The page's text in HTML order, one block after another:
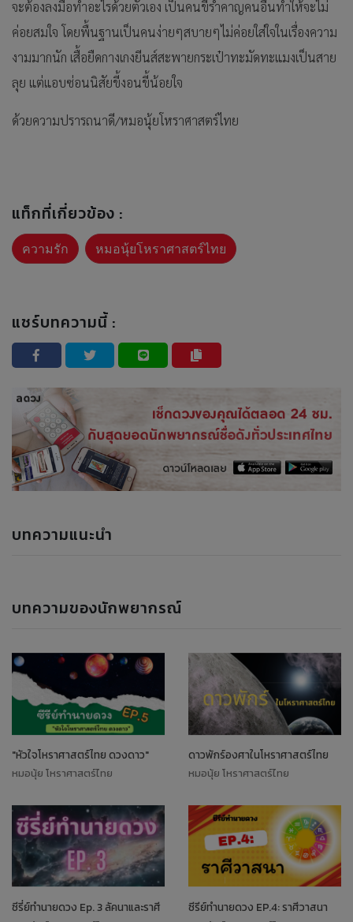
จะต้องลงมือทำอะไรด้วยตัวเอง เป็นคนขี้รำคาญคนอื่นทำให้จะไม่
ค่อยสมใจ โดยพื้นฐานเป็นคนง่ายๆสบายๆไม่ค่อยใส่ใจในเรื่องความ
งามมากนัก เสื้อยืดกางเกงยีนส์สะพายกระเป๋าทะมัดทะแมงเป็นสาย
ลุย แต่แอบซ่อนนิสัยขี้งอนขี้น้อยใจ
ด้วยความปรารถนาดี/หมอนุ้ยโหราศาสตร์ไทย
แท็กที่เกี่ยวข้อง :
ความรัก หมอนุ้ยโหราศาสตร์ไทย
แชร์บทความนี้ :
บทความแนะนำ
บทความของนักพยากรณ์
"หัวใจโหราศาสตร์ไทย ดวงดาว"
หมอนุ้ย โหราศาสตร์ไทย
ดาวพักร์องศาในโหราศาสตร์ไทย
หมอนุ้ย โหราศาสตร์ไทย
ซีรี่ย์ทำนายดวง Ep. 3 ลัคนาและราศี ซีรีย์ทำนายดวง EP.4: ราศีวาสนา